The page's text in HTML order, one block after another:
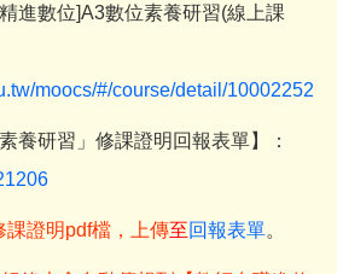
進數位]A3數位素養研習(線上課
moocs/#/course/detail/10002252
養研習」修課證明回報表單】：
課證明pdf檔，上傳至回報表單。